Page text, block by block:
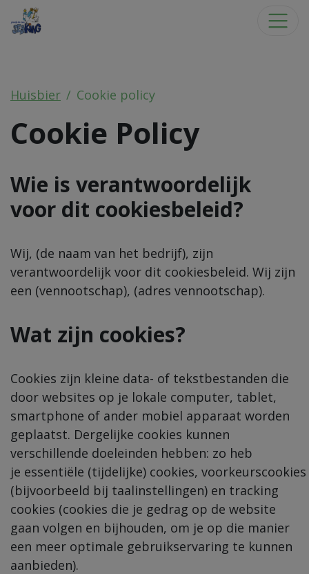
Huisbier Cookie policy
Cookie Policy
Wie is verantwoordelijk
voor dit cookiesbeleid?
Wij, (de naam van het bedrijf), zijn
verantwoordelijk voor dit cookiesbeleid. Wij zijn
een (vennootschap), (adres vennootschap).
Wat zijn cookies?
Cookies zijn kleine data- of tekstbestanden die
door websites op je lokale computer, tablet,
smartphone of ander mobiel apparaat worden
geplaatst. Dergelijke cookies kunnen
verschillende doeleinden hebben: zo heb
je essentiële (tijdelijke) cookies, voorkeurscookies
(bijvoorbeeld bij taalinstellingen) en tracking
cookies (cookies die je gedrag op de website
gaan volgen en bijhouden, om je op die manier
een meer optimale gebruikservaring te kunnen
aanbieden).